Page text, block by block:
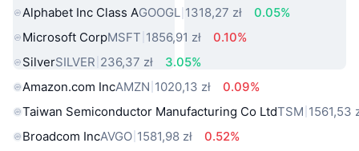
Alphabet Inc Class AGOOGL 1318,27 zł
0.05%
Microsoft CorpMSFT 1856,91 zł
0.10%
SilverSILVER 236,37 zł
3.05%
Amazon.com IncAMZN 1020,13 zł
0.09%
Taiwan Semiconductor Manufacturing Co LtdTSM 1561,53
Broadcom IncAVGO 1581,98 zł
0.52%